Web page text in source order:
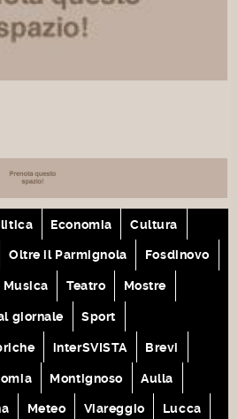
Economia Cultura
Oltre il Parmignola Fosdinovo
Musica Teatro Mostre
giornale Sport
interSVISTA Brevi
Montignoso Aulla
Meteo Viareggio Lucca